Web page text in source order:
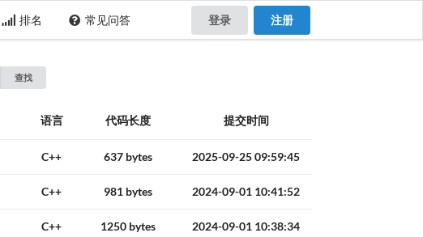
排名 常见问答 登录 注册
查找
语言 代码长度 提交时间
C++ 637 bytes 2025-09-25 09:59:45
C++ 981 bytes 2024-09-01 10:41:52
C++ 1250 bytes 2024-09-01 10:38:34